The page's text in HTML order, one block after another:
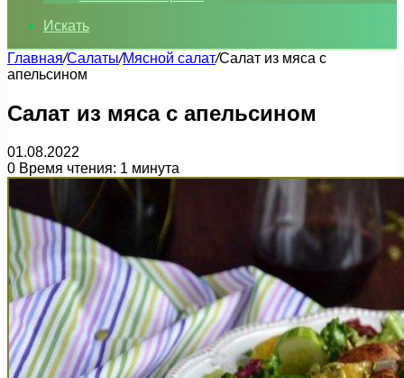
Искать
Главная/Салаты/Мясной салат/Салат из мяса с
апельсином
Салат из мяса с апельсином
01.08.2022
0 Время чтения: 1 минута